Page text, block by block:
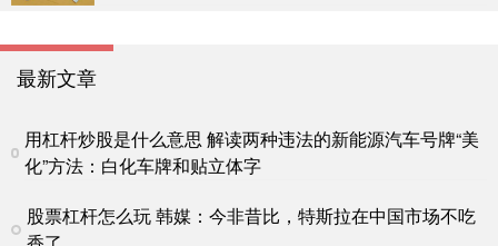
最新文章
用杠杆炒股是什么意思 解读两种违法的新能源汽车号牌“美
化”方法：白化车牌和贴立体字
股票杠杆怎么玩 韩媒：今非昔比，特斯拉在中国市场不吃